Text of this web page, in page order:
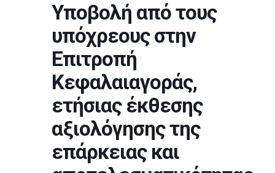
Υποβολή από τους
υπόχρεους στην
Επιτροπή
Κεφαλαιαγοράς,
ετήσιας έκθεσης
αξιολόγησης της
επάρκειας και